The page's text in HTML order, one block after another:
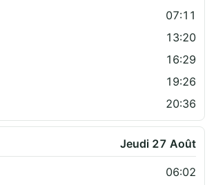
07:11
13:20
16:29
19:26
20:36
Jeudi 27 Août
06:02